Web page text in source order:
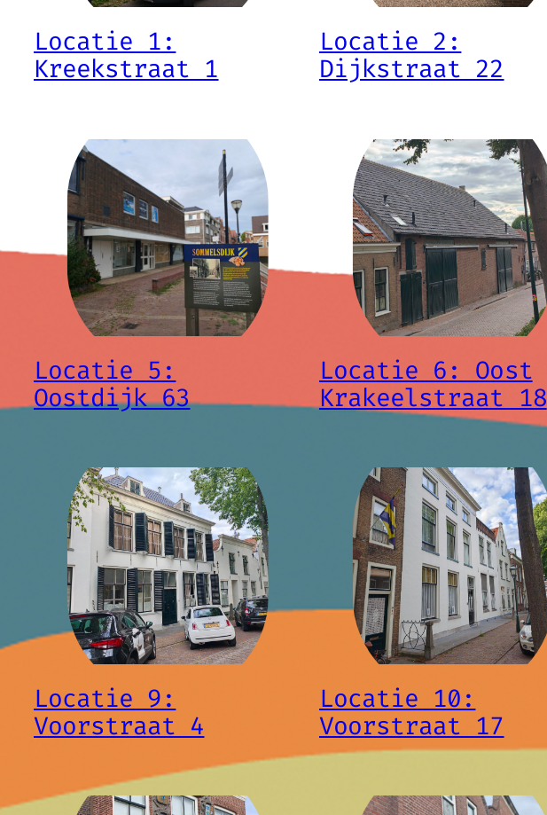
Locatie 1:
Kreekstraat 1
Locatie 2:
Dijkstraat 22
Locatie 5:
Oostdijk 63
Locatie 6: Oost
Krakeelstraat 18
Locatie 9:
Voorstraat 4
Locatie 10:
Voorstraat 17